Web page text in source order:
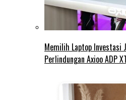
Memilih Laptop Investasi
Perlindungan Axioo ADP